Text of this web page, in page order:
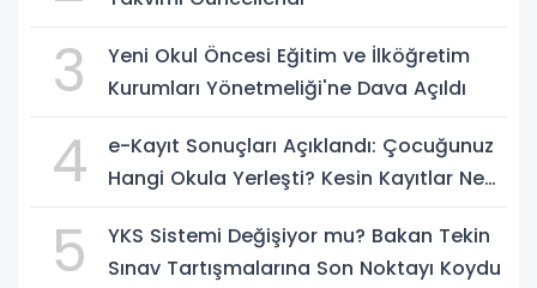
3
Yeni Okul Öncesi Eğitim ve İlköğretim
Kurumları Yönetmeliği'ne Dava Açıldı
4
e-Kayıt Sonuçları Açıklandı: Çocuğunuz
Hangi Okula Yerleşti? Kesin Kayıtlar Ne
5
YKS Sistemi Değişiyor mu? Bakan Tekin
Sınav Tartışmalarına Son Noktayı Koydu